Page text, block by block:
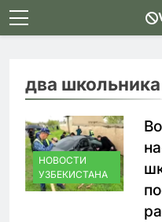
Skip
to
два школьника
НОВОСТИ
УЗБЕКИСТАНА